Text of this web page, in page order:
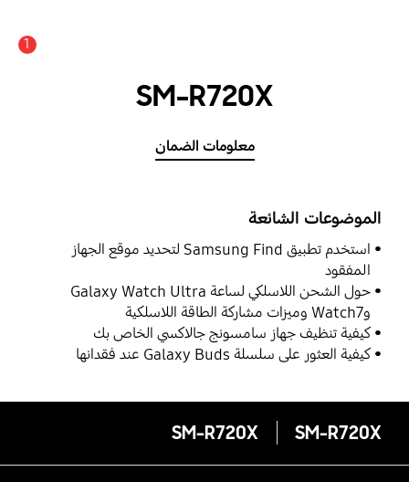
1
SM-R720X
معلومات الضمان
الموضوعات الشائعة
استخدم تطبيق Samsung Find لتحديد موقع الجهاز
المفقود
حول الشحن اللاسلكي لساعة Galaxy Watch Ultra
وWatch7 وميزات مشاركة الطاقة اللاسلكية
كيفية تنظيف جهاز سامسونج جالاكسي الخاص بك
كيفية العثور على سلسلة Galaxy Buds عند فقدانها
SM-R720X
SM-R720X